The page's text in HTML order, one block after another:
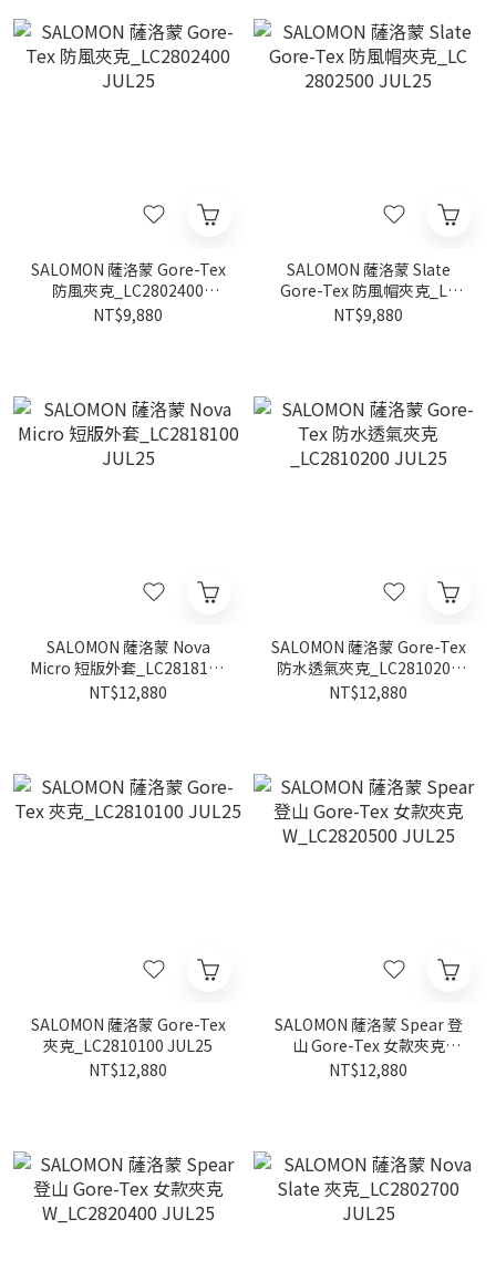
SALOMON 薩洛蒙 Gore-Tex
防風夾克_LC2802400
JUL25
NT$9,880
SALOMON 薩洛蒙 Slate
Gore-Tex 防風帽夾克_LC
2802500 JUL25
NT$9,880
SALOMON 薩洛蒙 Nova
Micro 短版外套_LC2818100
JUL25
NT$12,880
SALOMON 薩洛蒙 Gore-Tex
防水透氣夾克_LC2810200
JUL25
NT$12,880
SALOMON 薩洛蒙 Gore-Tex
夾克_LC2810100 JUL25
NT$12,880
SALOMON 薩洛蒙 Spear 登
山 Gore-Tex 女款夾克
W_LC2820500 JUL25
NT$12,880